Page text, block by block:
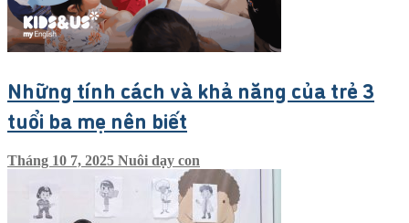
Những tính cách và khả năng của trẻ 3
tuổi ba mẹ nên biết
Tháng 10 7, 2025 Nuôi dạy con